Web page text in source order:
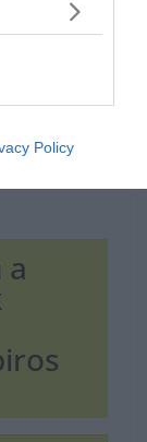
Policy
a